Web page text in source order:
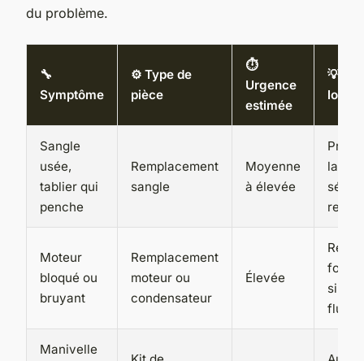
du problème.
🔧
Symptôme
⚙️ Type de
pièce
⏱️
Urgence
estimée
💡
long
Sangle
usée,
tablier qui
penche
Remplacement
sangle
Moyenne
à élevée
la
Moteur
bloqué ou
bruyant
Remplacement
moteur ou
condensateur
Élevée
fluide
Manivelle